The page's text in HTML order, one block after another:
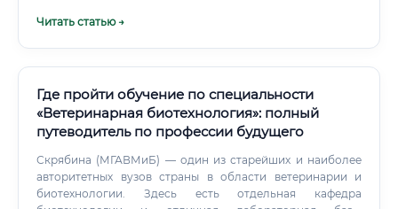
технолог → Технический директор Научный трек:
Консультант → Ведущий консультант → Партнёр
консалтинговой компании Государственный трек: Эколог
→ Главный специалист ведомства → Начальник отдела →
Руководитель управления 💡 При наличии опыта и
собственной экспертизы возможен переход в
предпринимательство — открытие экологической
компании или стартапа в области «зелёных» технологий.
Читать статью →
Где пройти обучение по специальности
«Ветеринарная биотехнология»: полный
путеводитель по профессии будущего
Скрябина (МГАВМиБ) — один из старейших и наиболее
авторитетных вузов страны в области ветеринарии и
биотехнологии. Здесь есть отдельная кафедра